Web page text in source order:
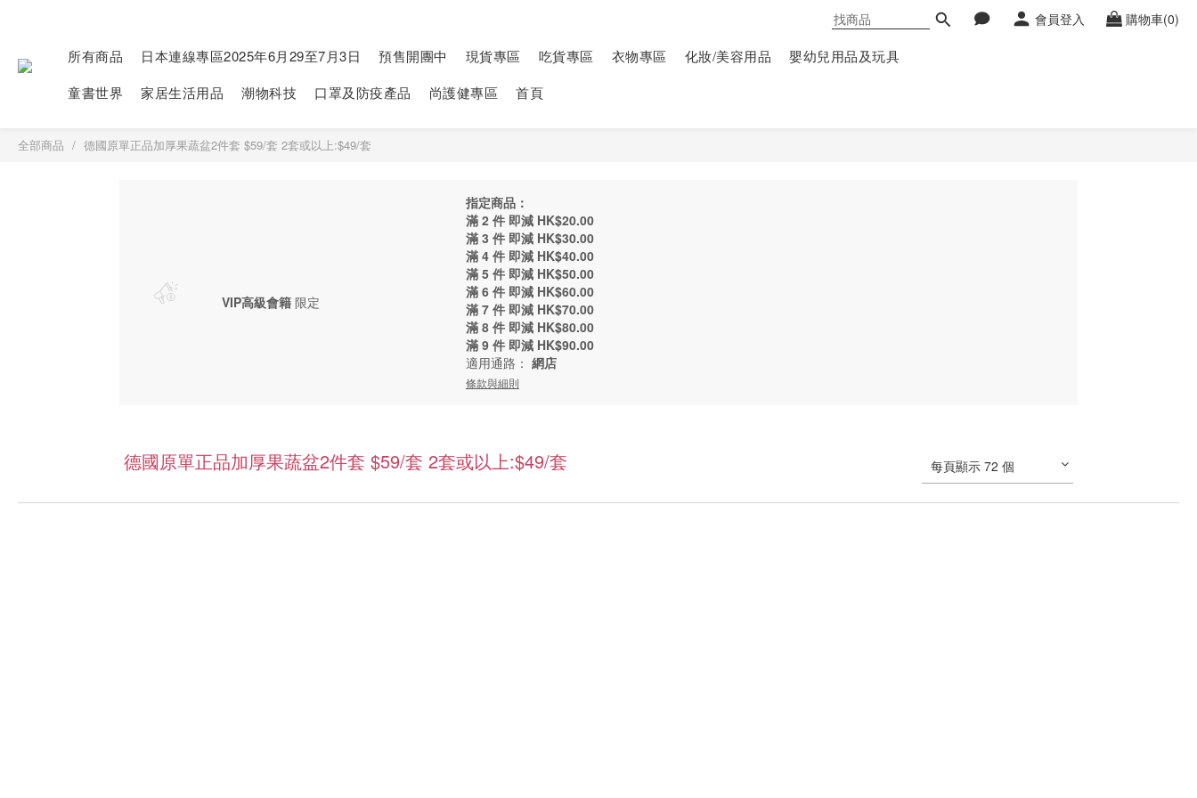
會員登入 購物車(0)
所有商品 日本連線專區2025年6月29至7月3日 預售開團中 現貨專區 吃貨專區 衣物專區 化妝/美容用品
嬰幼兒用品及玩具
童書世界
家居生活用品 潮物科技 口罩及防疫產品 尚護健專區 首頁
全部商品 德國原單正品加厚果蔬盆2件套 $59/套 2套或以上:$49/套
VIP高級會籍 限定
指定商品：
滿 2 件 即減 HK$20.00
滿 3 件 即減 HK$30.00
滿 4 件 即減 HK$40.00
滿 5 件 即減 HK$50.00
滿 6 件 即減 HK$60.00
滿 7 件 即減 HK$70.00
滿 8 件 即減 HK$80.00
滿 9 件 即減 HK$90.00
適用通路： 網店
條款與細則
德國原單正品加厚果蔬盆2件套 $59/套 2套或以上:$49/套 每頁顯示 72 個